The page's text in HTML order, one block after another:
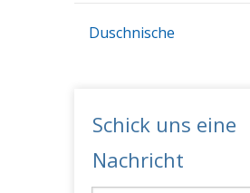
Duschnische
Schick uns eine
Nachricht